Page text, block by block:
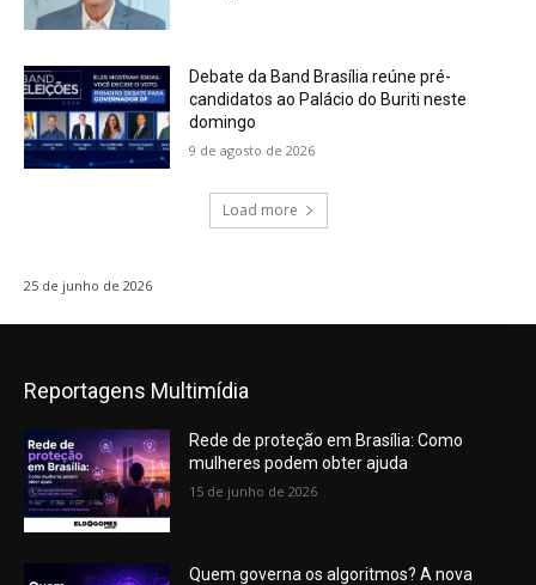
Debate da Band Brasília reúne pré-
candidatos ao Palácio do Buriti neste
domingo
9 de agosto de 2026
Load more
25 de junho de 2026
Reportagens Multimídia
Rede de proteção em Brasília: Como
mulheres podem obter ajuda
15 de junho de 2026
Quem governa os algoritmos? A nova